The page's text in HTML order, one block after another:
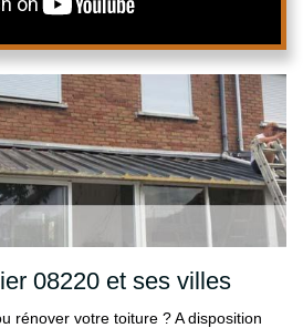
08220 et ses villes
rénover votre toiture ? A disposition